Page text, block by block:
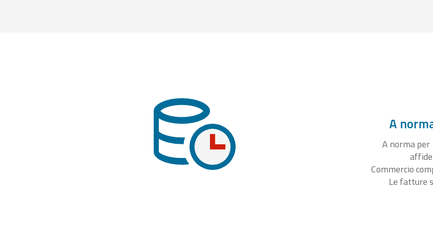
A
A norma
Commercio
Le fatture